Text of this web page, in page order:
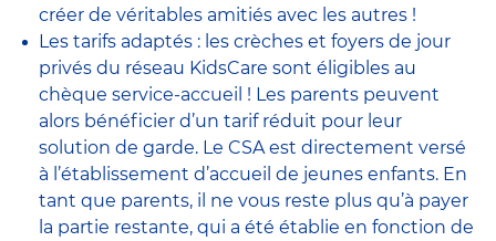
créer de véritables amitiés avec les autres !
Les tarifs adaptés : les crèches et foyers de jour
privés du réseau KidsCare sont éligibles au
chèque service-accueil ! Les parents peuvent
alors bénéficier d’un tarif réduit pour leur
solution de garde. Le CSA est directement versé
à l’établissement d’accueil de jeunes enfants. En
tant que parents, il ne vous reste plus qu’à payer
la partie restante, qui a été établie en fonction de